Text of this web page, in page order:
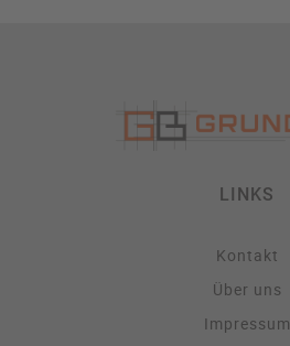
LINKS
Kontakt
Über uns
Impressum